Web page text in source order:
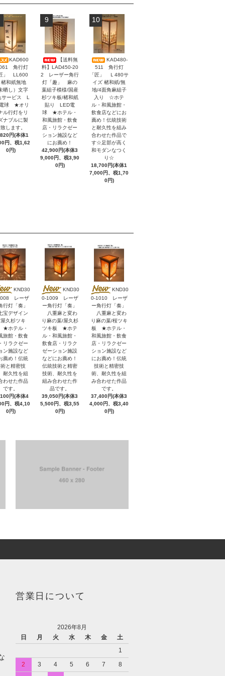
KAD600
角行灯
」 LL600
楮和紙無地
晒し）文字
サービス L
球 ★オリ
ル行灯をリ
ナブルに製
します。
円(本体1
円、税1,62
0円)
9
【送料無
料】LAD450-20
2 レーザー角行
灯「趣」 麻の
葉組子模様/国産
杉ツキ板/楮和紙
貼り LED電
球 ★ホテル・
和風旅館・飲食
店・リラクゼー
ション施設など
にお薦め！
42,900円(本体3
9,000円、税3,90
0円)
10
KAD480-
511 角行灯
「匠」 Ｌ480サ
イズ 楮和紙/無
地/4面角麻組子
入り ☆ホテ
ル・和風旅館・
飲食店などにお
薦め！伝統技術
と耐久性を組み
合わせた作品で
す☆足部が高く
和モダンなつく
り☆
18,700円(本体1
7,000円、税1,70
0円)
KND30
レーザ
行灯「奏」
デザイン
久杉ツキ
ホテル・
旅館・飲食
リラクゼー
ン施設など
薦め！伝統
と精密技
耐久性を組
わせた作品
です。
円(本体4
円、税4,10
0円)
KND30
0-1009 レーザ
ー角行灯「奏」
八重麻と変わ
り麻の葉/屋久杉
ツキ板 ★ホテ
ル・和風旅館・
飲食店・リラク
ゼーション施設
などにお薦め！
伝統技術と精密
技術、耐久性を
組み合わせた作
品です。
39,050円(本体3
5,500円、税3,55
0円)
KND30
0-1010 レーザ
ー角行灯「奏」
八重麻と変わ
り麻の葉/桜ツキ
板 ★ホテル・
和風旅館・飲食
店・リラクゼー
ション施設など
にお薦め！伝統
技術と精密技
術、耐久性を組
み合わせた作品
です。
37,400円(本体3
4,000円、税3,40
0円)
営業日について
2026年8月
日
月 火 水 木 金
土
1
2
3 4 5 6 7
8